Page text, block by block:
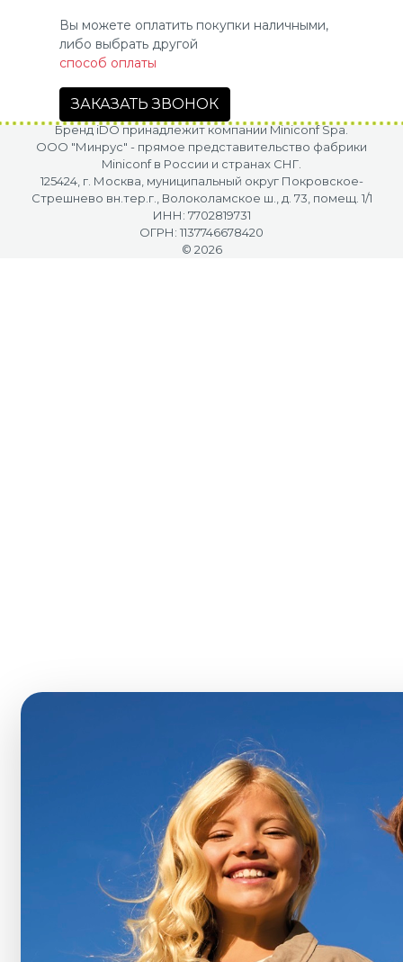
Вы можете оплатить покупки наличными,
либо выбрать другой
способ оплаты
ЗАКАЗАТЬ ЗВОНОК
Бренд iDO принадлежит компании Miniconf Spa.
OOO "Минрус" - прямое представительство фабрики
Miniconf в России и странах СНГ.
125424, г. Москва, муниципальный округ Покровское-
Стрешнево вн.тер.г., Волоколамское ш., д. 73, помещ. 1/1
ИНН: 7702819731
ОГРН: 1137746678420
© 2026